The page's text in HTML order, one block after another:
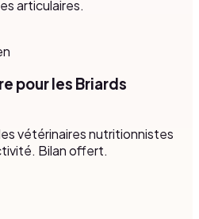
articulaires.
pour les Briards
vétérinaires nutritionnistes
Bilan offert.